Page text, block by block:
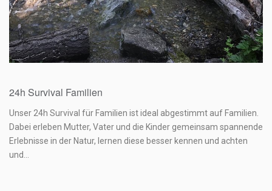
349,00 €
24h Survival Familien
Unser 24h Survival für Familien ist ideal abgestimmt auf Familien.
Dabei erleben Mutter, Vater und die Kinder gemeinsam spannende
Erlebnisse in der Natur, lernen diese besser kennen und achten
und…